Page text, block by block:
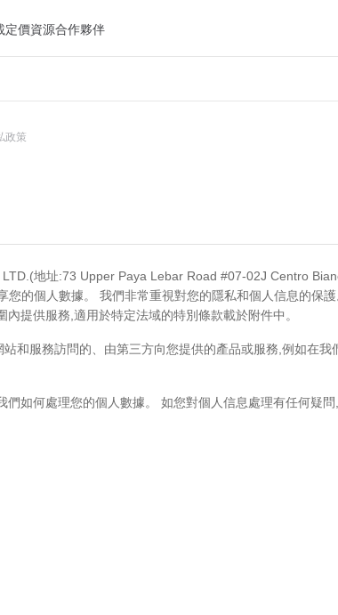
定價資源合作夥伴
政策
LTD.(地址:73 Upper Paya Lebar Road #07-02J Centro
您的個人數據。 我們非常重視對您的隱私和個人信息的保
內提供服務,適用於特定法域的特別條款載於附件中。
和服務訪問的、由第三方向您提供的產品或服務,例如在
們如何處理您的個人數據。 如您對個人信息處理有任何疑